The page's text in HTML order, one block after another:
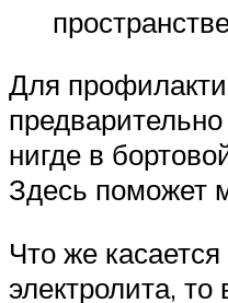
Для
нигде в
Здесь поможет
Что же
электролита, то